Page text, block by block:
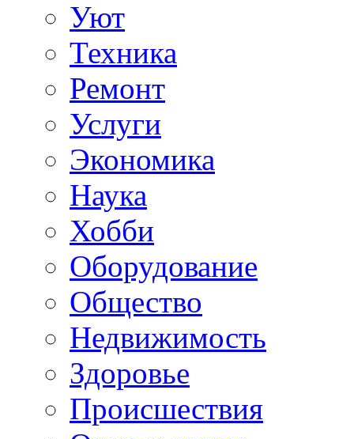
Уют
Техника
Ремонт
Услуги
Экономика
Наука
Хобби
Оборудование
Общество
Недвижимость
Здоровье
Происшествия